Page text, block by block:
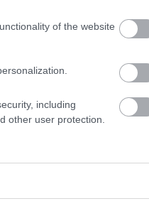
of the website
including
other user protection.